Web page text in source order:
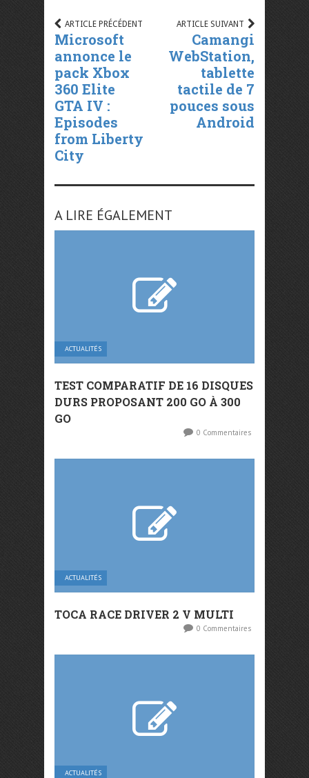
ARTICLE PRÉCÉDENT
Microsoft
annonce le
pack Xbox
360 Elite
GTA IV :
Episodes
from Liberty
City
ARTICLE SUIVANT
Camangi
WebStation,
tablette
tactile de 7
pouces sous
Android
A LIRE ÉGALEMENT
ACTUALITÉS
TEST COMPARATIF DE 16 DISQUES
DURS PROPOSANT 200 GO À 300
GO
0 Commentaires
ACTUALITÉS
TOCA RACE DRIVER 2 V MULTI
0 Commentaires
ACTUALITÉS